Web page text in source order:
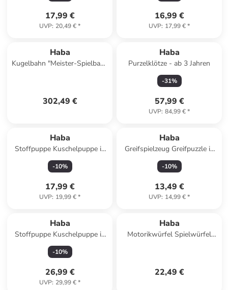
17,99 €
UVP: 20,49 €*
16,99 €
UVP: 17,99 €*
Haba
Kugelbahn "Meister-Spielbahn
302,49 €
Haba
Purzelklötze - ab 3 Jahren
-31%
57,99 €
UVP: 84,99 €*
Haba
Stoffpuppe Kuschelpuppe in
rosa-weiss
-10%
17,99 €
UVP: 19,99 €*
Haba
Greifspielzeug Greifpuzzle in
Obst & Farben
-10%
13,49 €
UVP: 14,99 €*
Haba
Stoffpuppe Kuschelpuppe in
lila
-10%
26,99 €
UVP: 29,99 €*
Haba
Motorikwürfel Spielwürfel
22,49 €